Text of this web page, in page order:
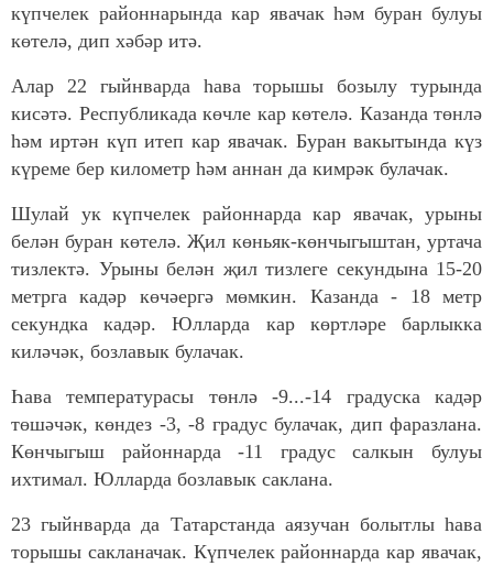
күпчелек районнарында кар явачак һәм буран булуы
көтелә, дип хәбәр итә.
Алар 22 гыйнварда һава торышы бозылу турында
кисәтә. Республикада көчле кар көтелә. Казанда төнлә
һәм иртән күп итеп кар явачак. Буран вакытында күз
күреме бер километр һәм аннан да кимрәк булачак.
Шулай ук күпчелек районнарда кар явачак, урыны
белән буран көтелә. Җил көньяк-көнчыгыштан, уртача
тизлектә. Урыны белән җил тизлеге секундына 15-20
метрга кадәр көчәергә мөмкин. Казанда - 18 метр
секундка кадәр. Юлларда кар көртләре барлыкка
киләчәк, бозлавык булачак.
Һава температурасы төнлә -9...-14 градуска кадәр
төшәчәк, көндез -3, -8 градус булачак, дип фаразлана.
Көнчыгыш районнарда -11 градус салкын булуы
ихтимал. Юлларда бозлавык саклана.
23 гыйнварда да Татарстанда аязучан болытлы һава
торышы сакланачак. Күпчелек районнарда кар явачак,